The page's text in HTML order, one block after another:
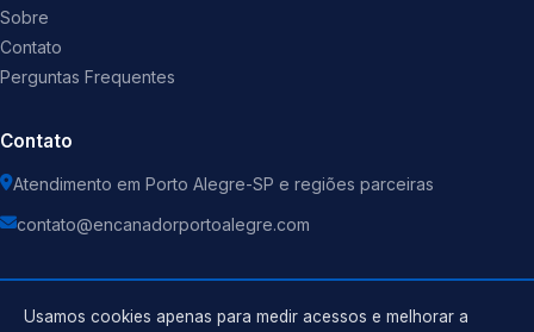
Sobre
Contato
Perguntas Frequentes
Contato
Atendimento em Porto Alegre-SP e regiões parceiras
contato@encanadorportoalegre.com
Usamos cookies apenas para medir acessos e melhorar a